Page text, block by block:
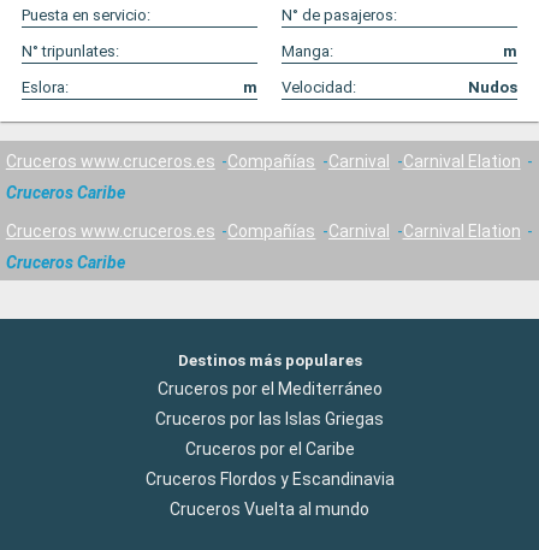
Puesta en servicio:
N° de pasajeros:
N° tripunlates:
Manga:
m
Eslora:
m Velocidad: Nudos
Cruceros www.cruceros.es Compañías Carnival
Carnival Elation
Cruceros Caribe
Cruceros www.cruceros.es Compañías Carnival
Carnival Elation
Cruceros Caribe
Destinos más populares
Cruceros por el Mediterráneo
Cruceros por las Islas Griegas
Cruceros por el Caribe
Cruceros Flordos y Escandinavia
Cruceros Vuelta al mundo